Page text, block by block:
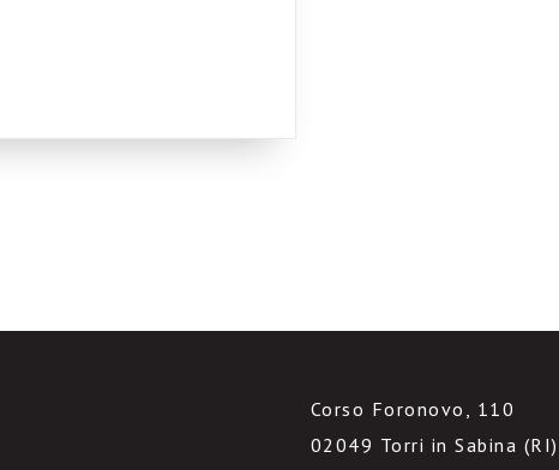
Ma vi
di […]
Corso Foronovo, 110
02049 Torri in Sabina (RI)